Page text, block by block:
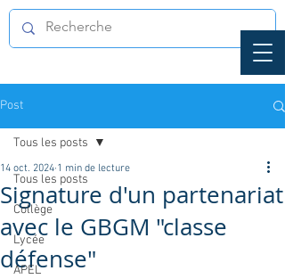
Post
Tous les posts
Collège
Lycée
APEL
Tous les posts
Signature d'un partenariat
avec le GBGM "classe
défense"
14 oct. 2024 1 min de lecture